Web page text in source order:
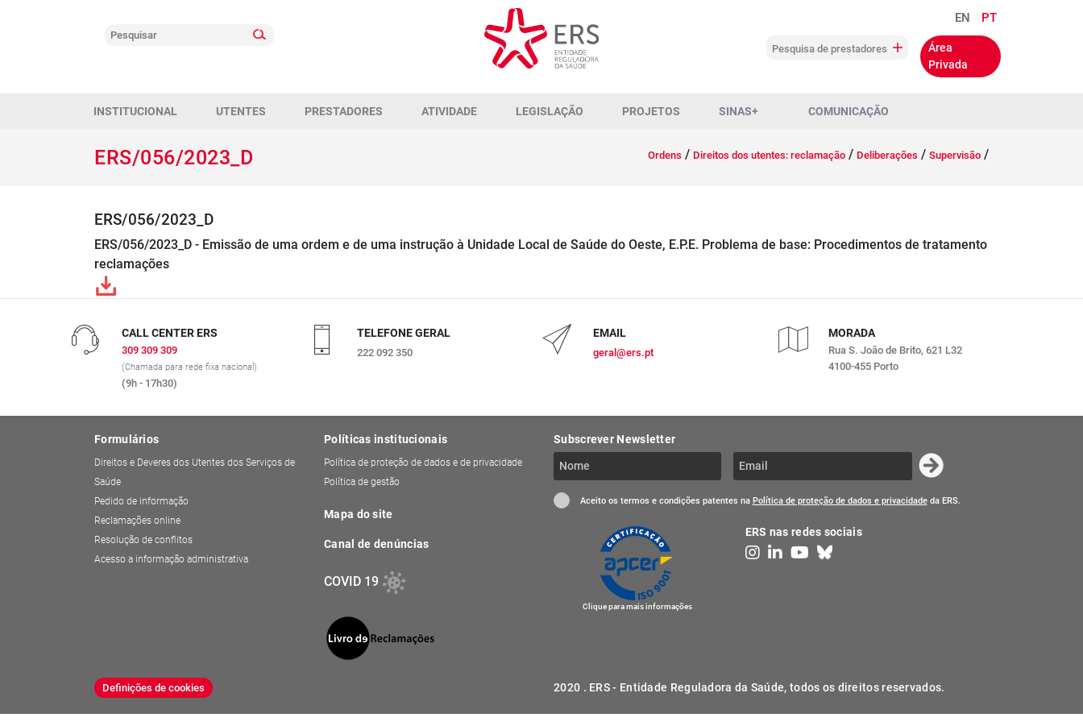
EN PT
Área
Privada
Pesquisa de prestadores
INSTITUCIONAL UTENTES PRESTADORES ATIVIDADE LEGISLAÇÃO PROJETOS SINAS+ COMUNICAÇÃO
ERS/056/2023_D Ordens / Direitos dos utentes: reclamação / Deliberações / Supervisão /
ERS/056/2023_D
ERS/056/2023_D - Emissão de uma ordem e de uma instrução à Unidade Local de Saúde do Oeste, E.P.E. Problema de base: Procedimentos de tratamento
reclamações
CALL CENTER ERS
309 309 309
(Chamada para rede fixa nacional)
(9h - 17h30)
TELEFONE GERAL
222 092 350
EMAIL
geral@ers.pt
MORADA
Rua S. João de Brito, 621 L32
4100-455 Porto
Formulários
Direitos e Deveres dos Utentes dos Serviços de
Saúde
Pedido de informação
Reclamações online
Resolução de conflitos
Acesso a informação administrativa
Políticas institucionais
Política de proteção de dados e de privacidade
Política de gestão
Mapa do site
Canal de denúncias
COVID 19
Subscrever Newsletter
Aceito os termos e condições patentes na Política de proteção de dados e privacidadeda ERS.
Clique para mais informações
ERS nas redes sociais
Definições de cookies 2020 . ERS - Entidade Reguladora da Saúde, todos os direitos reservados.